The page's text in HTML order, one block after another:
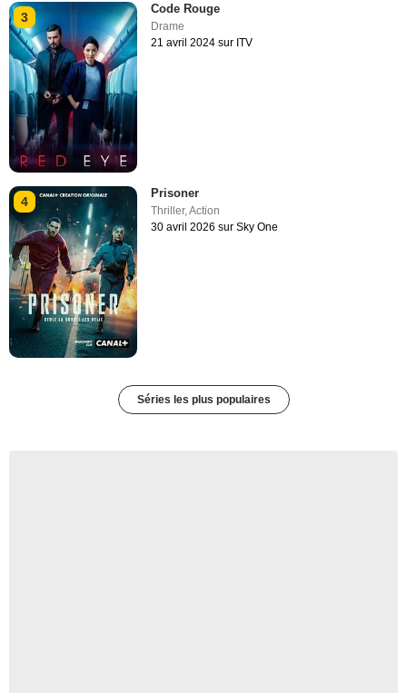
3
Code Rouge
Drame
21 avril 2024 sur ITV
4
Prisoner
Thriller,Action
30 avril 2026 sur Sky One
Séries les plus populaires